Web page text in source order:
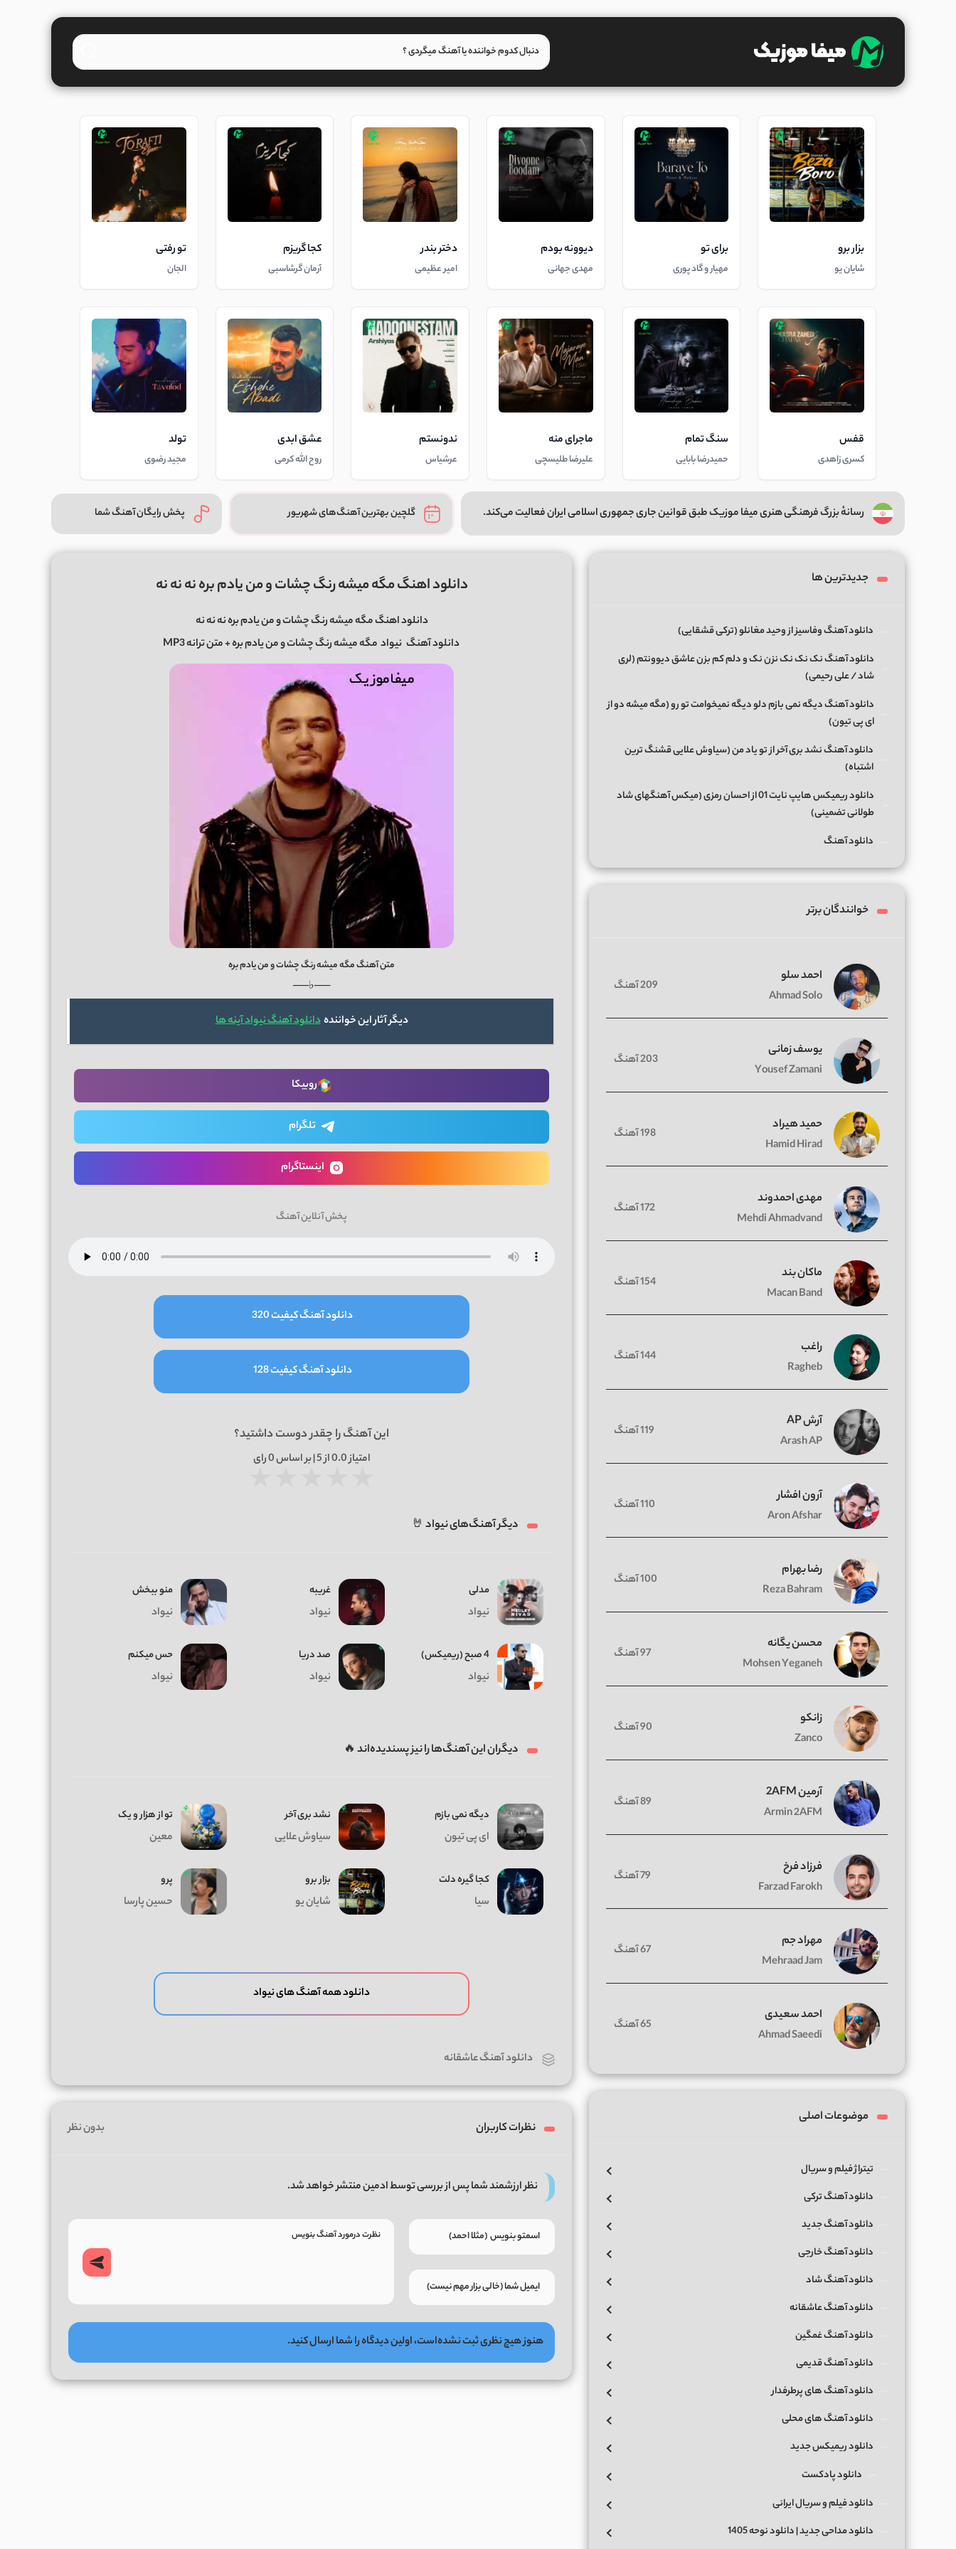
بزار برو
شایان یو
برای تو
مهیار و گاد پوری
دیوونه بودم
مهدی جهانی
دختر بندر
امیر عظیمی
کجا گریزم
آرمان گرشاسبی
تو رفتی
الجان
قفس
کسری زاهدی
سنگ تمام
حمیدرضا بابایی
ماجرای منه
علیرضا طلیسچی
ندونستم
عرشیاس
عشق ابدی
روح الله کرمی
تولد
مجید رضوی
رسانهٔ بزرگ فرهنگی هنری میفا موزیک طبق قوانین جاری جمهوری اسلامی ایران فعالیت می‌کند. گلچین بهترین آهنگ‌های شهریور پخش رایگان آهنگ شما
دانلود اهنگ مگه میشه رنگ چشات و من یادم بره نه نه نه
دانلود اهنگ مگه میشه رنگ چشات و من یادم بره نه نه نه
دانلود آهنگ نیواد مگه میشه رنگ چشات و من یادم بره+ متن ترانه MP3
متن آهنگ مگه میشه رنگ چشات و من یادم بره
──♭──
دیگر آثار این خوانندهدانلود آهنگ نیواد آینه ها
روبیکا
تلگرام
اینستاگرام
پخش آنلاین آهنگ
دانلود آهنگ کیفیت 320
دانلود آهنگ کیفیت 128
این آهنگ را چقدر دوست داشتید؟
امتیاز0.0از 5 | بر اساس 0رای
دیگر آهنگ‌های نیواد 🤘
مدلی
نیواد
غریبه
نیواد
منو ببخش
نیواد
4 صبح (ریمیکس)
نیواد
صد دریا
نیواد
حس میکنم
نیواد
دیگران این آهنگ‌ها را نیز پسندیده‌اند 🔥
دیگه نمی بازم
ای پی تیون
نشد بری آخر
سیاوش علایی
تو از هزار و یک
معین
کجا گیره دلت
سیا
بزار برو
شایان یو
پرو
حسین پارسا
دانلود همه آهنگ های نیواد
دانلود آهنگ عاشقانه
نظرات کاربران بدون نظر
نظر ارزشمند شما پس از بررسی توسط ادمین منتشر خواهد شد.
هنوز هیچ نظری ثبت نشده‌است، اولین دیدگاه را شما ارسال کنید.
جدیدترین ها
دانلود آهنگ وفاسیز از وحید مغانلو (ترکی قشقایی)
دانلود آهنگ نک نک نک نزن نک و دلم کم بزن عاشق دیوونتم (لری
شاد / علی رحیمی)
دانلود آهنگ دیگه نمی بازم دلو دیگه نمیخوامت تو رو (مگه میشه دو از
ای پی تیون)
دانلود آهنگ نشد بری آخر از تو یاد من (سیاوش علایی قشنگ ترین
اشتباه)
دانلود ریمیکس هایپ نایت 01 از احسان رمزی (میکس آهنگهای شاد
طولانی تضمینی)
دانلود آهنگ
خوانندگان برتر
احمد سلو
Ahmad Solo
209 آهنگ
یوسف زمانی
Yousef Zamani
203 آهنگ
حمید هیراد
Hamid Hirad
198 آهنگ
مهدی احمدوند
Mehdi Ahmadvand
172 آهنگ
ماکان بند
Macan Band
154 آهنگ
راغب
Ragheb
144 آهنگ
آرش AP
Arash AP
119 آهنگ
آرون افشار
Aron Afshar
110 آهنگ
رضا بهرام
Reza Bahram
100 آهنگ
محسن یگانه
Mohsen Yeganeh
97 آهنگ
زانکو
Zanco
90 آهنگ
آرمین 2AFM
Armin 2AFM
89 آهنگ
فرزاد فرخ
Farzad Farokh
79 آهنگ
مهراد جم
Mehraad Jam
67 آهنگ
احمد سعیدی
Ahmad Saeedi
65 آهنگ
موضوعات اصلی
تیتراژ فیلم و سریال
دانلود آهنگ ترکی
دانلود آهنگ جدید
دانلود آهنگ خارجی
دانلود آهنگ شاد
دانلود آهنگ عاشقانه
دانلود آهنگ غمگین
دانلود آهنگ قدیمی
دانلود آهنگ های پرطرفدار
دانلود آهنگ های محلی
دانلود ریمیکس جدید
دانلود پادکست
دانلود فیلم و سریال ایرانی
دانلود مداحی جدید | دانلود نوحه 1405